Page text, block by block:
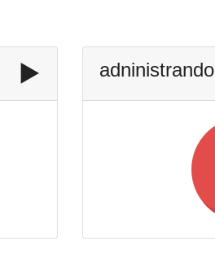
▶️ adninistrando